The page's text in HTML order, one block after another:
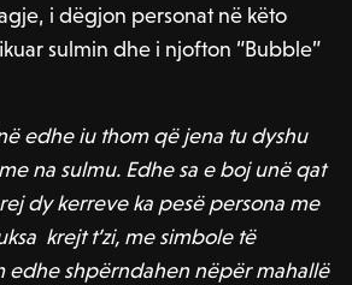
i dëgjon personat në këto
sulmin dhe i njofton “Bubble”
edhe iu thom që jena tu dyshu
na sulmu. Edhe sa e boj unë qat
dy kerreve ka pesë persona me
krejt t’zi, me simbole të
edhe shpërndahen nëpër mahallë